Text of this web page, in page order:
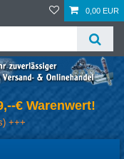
0,00 EUR
€ Warenwert!
+++